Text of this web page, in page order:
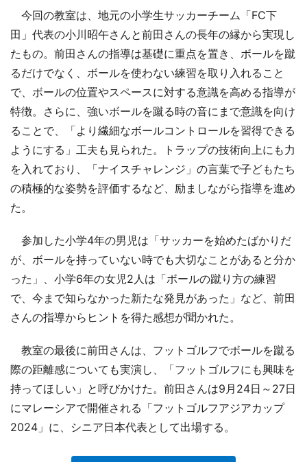
今回の教室は、地元の小学生サッカーチーム「FC下
田」代表の小川昭午さんと前田さんの長年の縁から実現し
たもの。前田さんの指導は基礎に重点を置き、ボールを蹴
るだけでなく、ボールを使わない練習を取り入れること
で、ボールの位置やスペースに対する意識を高める指導が
特徴。さらに、強いボールを蹴る時の音にまで意識を向け
ることで、「より繊細なボールコントロールを習得できる
ようにする」工夫も見られた。トラップの技術向上にも力
を入れており、「ナイスチャレンジ」の言葉で子どもたち
の積極的な姿勢を評価するなど、励ましながら指導を進め
た。
参加した小学4年の男児は「サッカーを始めたばかりだ
が、ボールを持っていない時でも大切なことがあると分か
った」、小学6年の女児2人は「ボールの蹴り方の練習
で、今まで知らなかった新たな発見があった」など、前田
さんの指導からヒントを得た感想が聞かれた。
教室の最後に前田さんは、フットゴルフでボールを蹴る
際の距離感についても実演し、「フットゴルフにも興味を
持ってほしい」と呼びかけた。前田さんは9月24日～27日
にマレーシアで開催される「フットゴルフアジアカップ
2024」に、シニア日本代表として出場する。